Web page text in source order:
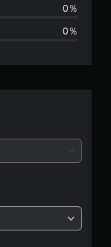
ま
0％
0％